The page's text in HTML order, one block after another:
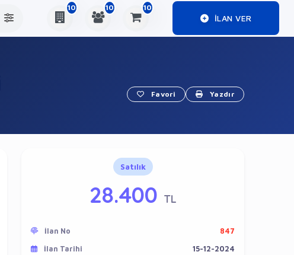
10 10 10
ILAN VER
Favori Yazdır
Satılık
28.400 TL
İlan No
847
İlan Tarihi
15-12-2024